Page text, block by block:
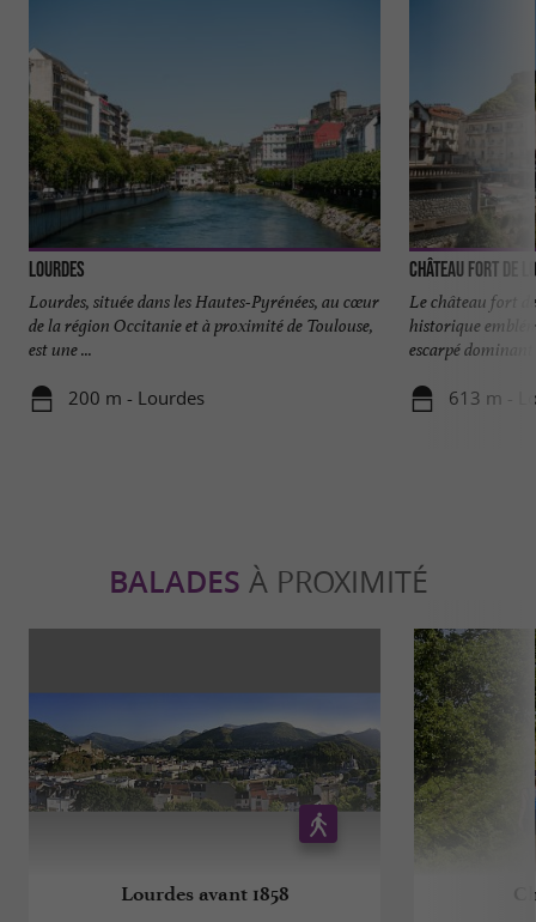
Lourdes
Lourdes, située dans les Hautes-Pyrénées, au cœur
de la région Occitanie et à proximité de Toulouse,
est une ...
200 m - Lourdes
Château Fort de
Le château fort
historique
escarpé dominant
613 m -
BALADES À PROXIMITÉ
Lourdes avant 1858